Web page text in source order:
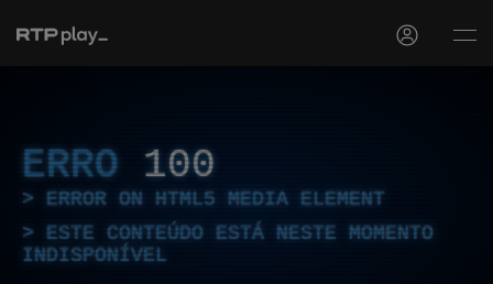
ERRO 100
ERROR ON HTML5 MEDIA ELEMENT
ESTE CONTEÚDO ESTÁ NESTE MOMENTO
INDISPONÍVEL